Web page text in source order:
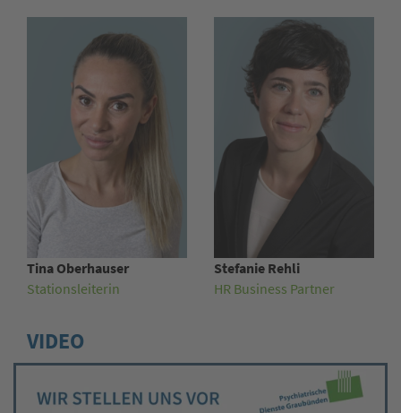
Tina Oberhauser
Stationsleiterin
Stefanie Rehli
HR Business Partner
VIDEO